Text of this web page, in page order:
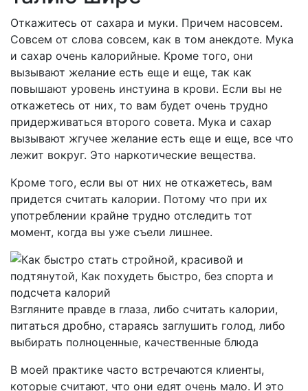
Откажитесь от сахара и муки. Причем насовсем.
Совсем от слова совсем, как в том анекдоте. Мука
и сахар очень калорийные. Кроме того, они
вызывают желание есть еще и еще, так как
повышают уровень инстуина в крови. Если вы не
откажетесь от них, то вам будет очень трудно
придерживаться второго совета. Мука и сахар
вызывают жгучее желание есть еще и еще, все что
лежит вокруг. Это наркотические вещества.
Кроме того, если вы от них не откажетесь, вам
придется считать калории. Потому что при их
употреблении крайне трудно отследить тот
момент, когда вы уже съели лишнее.
Взгляните правде в глаза, либо считать калории,
питаться дробно, стараясь заглушить голод, либо
выбирать полноценные, качественные блюда
В моей практике часто встречаются клиенты,
которые считают, что они едят очень мало. И это